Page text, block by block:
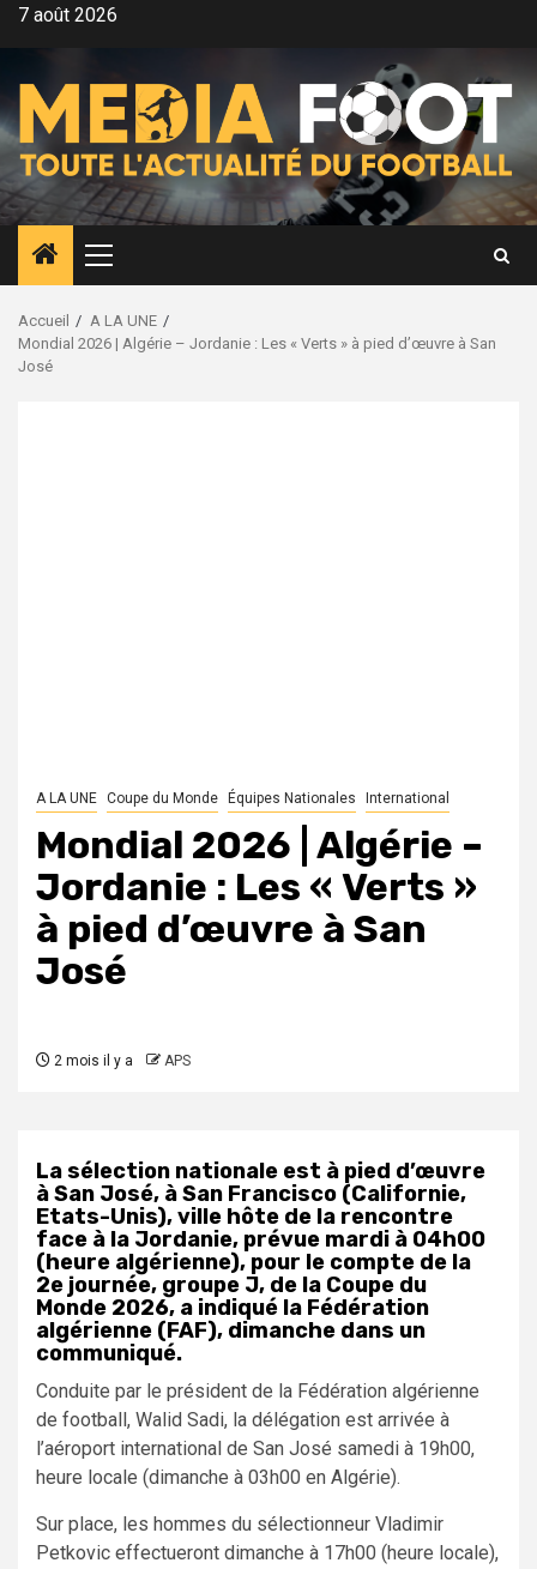
Aller7 août 2026
Menu
principal
Accueil
A LA UNE
Mondial 2026 | Algérie – Jordanie : Les « Verts » à pied d’œuvre à San
José
A LA UNE Coupe du Monde Équipes Nationales International
Mondial 2026 | Algérie –
Jordanie : Les « Verts »
à pied d’œuvre à San
José
2 mois il y a APS
La sélection nationale est à pied d’œuvre
à San José, à San Francisco (Californie,
Etats-Unis), ville hôte de la rencontre
face à la Jordanie, prévue mardi à 04h00
(heure algérienne), pour le compte de la
2e journée, groupe J, de la Coupe du
Monde 2026, a indiqué la Fédération
algérienne (FAF), dimanche dans un
communiqué.
Conduite par le président de la Fédération algérienne
de football, Walid Sadi, la délégation est arrivée à
l’aéroport international de San José samedi à 19h00,
heure locale (dimanche à 03h00 en Algérie).
Sur place, les hommes du sélectionneur Vladimir
Petkovic effectueront dimanche à 17h00 (heure locale),